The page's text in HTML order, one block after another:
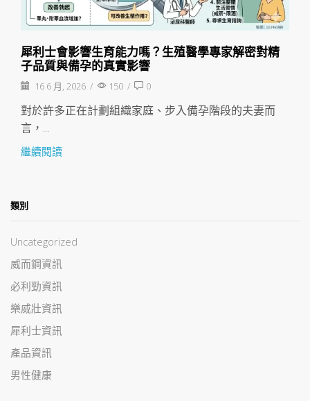
犀利士會影響生育能力嗎？生殖醫學專家解密對精
子品質與備孕的真實影響
16 6 月, 2026 / 150 / 0
對於許多正在計劃組織家庭、步入備孕階段的夫妻而
言，...
繼續閱讀
類別
Uncategorized
威而鋼資訊
必利勁資訊
樂威壯資訊
犀利士資訊
產品資訊
男性健康